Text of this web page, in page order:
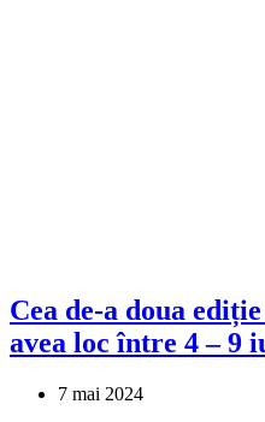
Cea de-a doua
avea loc între 4 – 9
7 mai 2024